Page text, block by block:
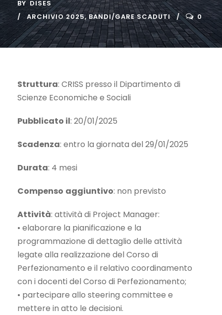
BY DISES
ARCHIVIO 2025, BANDI/GARE SCADUTI 0
Struttura: CRISS presso il Dipartimento di
Scienze Economiche e Sociali
Pubblicato il: 20/01/2025
Scadenza: entro la giornata del 29/01/2025
Durata: 4 mesi
Compenso aggiuntivo: non previsto
Attività: attività di Project Manager:
• elaborare la pianificazione e la
programmazione di dettaglio delle attività
legate alla realizzazione del Corso di
Perfezionamento e il relativo coordinamento
con i docenti del Corso di Perfezionamento;
• partecipare allo steering committee e
mettere in atto le decisioni.